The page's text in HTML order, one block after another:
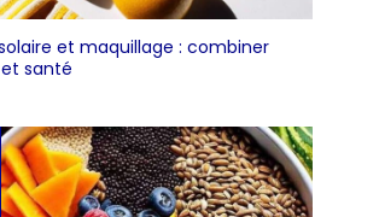
et maquillage : combiner
santé